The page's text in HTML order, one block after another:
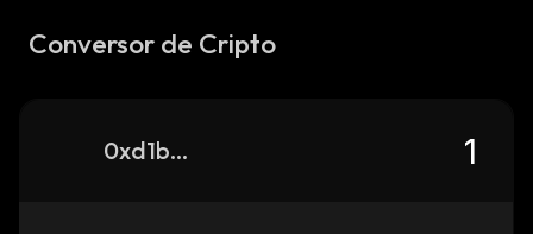
Conversor de Cripto
0xd1b4d656a283973d6b0818211d159c94ac914444_binance_smart